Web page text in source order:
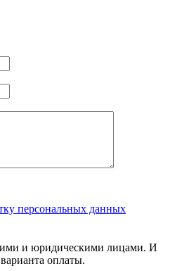
персональных данных
и юридическими лицами. И
оплаты.